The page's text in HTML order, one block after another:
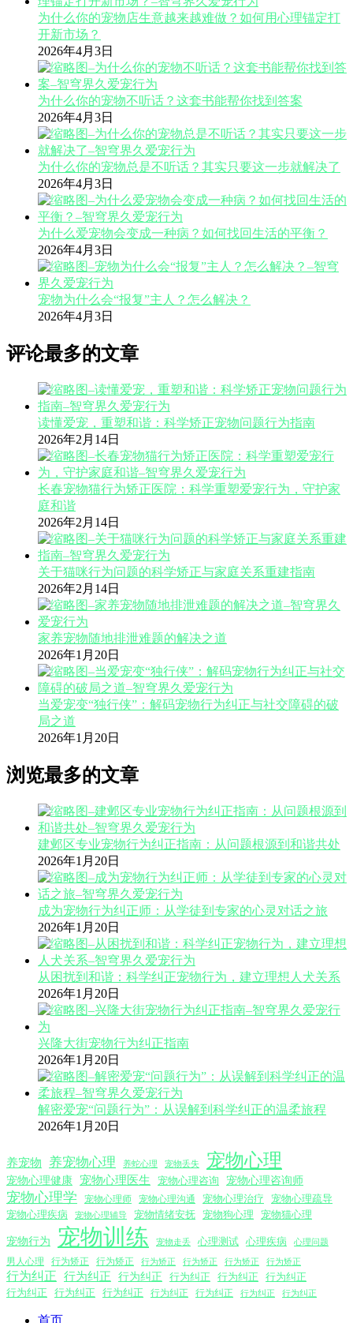
为什么你的宠物店生意越来越难做？如何用心理锚定打
开新市场？
2026年4月3日
为什么你的宠物不听话？这套书能帮你找到答案
2026年4月3日
为什么你的宠物总是不听话？其实只要这一步就解决了
2026年4月3日
为什么爱宠物会变成一种病？如何找回生活的平衡？
2026年4月3日
宠物为什么会“报复”主人？怎么解决？
2026年4月3日
评论最多的文章
读懂爱宠，重塑和谐：科学矫正宠物问题行为指南
2026年2月14日
长春宠物猫行为矫正医院：科学重塑爱宠行为，守护家
庭和谐
2026年2月14日
关于猫咪行为问题的科学矫正与家庭关系重建指南
2026年2月14日
家养宠物随地排泄难题的解决之道
2026年1月20日
当爱宠变“独行侠”：解码宠物行为纠正与社交障碍的破
局之道
2026年1月20日
浏览最多的文章
建邺区专业宠物行为纠正指南：从问题根源到和谐共处
2026年1月20日
成为宠物行为纠正师：从学徒到专家的心灵对话之旅
2026年1月20日
从困扰到和谐：科学纠正宠物行为，建立理想人犬关系
2026年1月20日
兴隆大街宠物行为纠正指南
2026年1月20日
解密爱宠“问题行为”：从误解到科学纠正的温柔旅程
2026年1月20日
养宠物 养宠物心理 养蛇心理 宠物丢失 宠物心理
宠物心理健康 宠物心理医生 宠物心理咨询 宠物心理咨询师
宠物心理学 宠物心理师 宠物心理沟通 宠物心理治疗
宠物心理疏导
宠物心理疾病
宠物心理辅导 宠物情绪安抚 宠物狗心理 宠物猫心理
宠物行为 宠物训练 宠物走丢 心理测试 心理疾病 心理问题
男人心理 行为矫正 行为矫正 行为矫正 行为矫正 行为矫正 行为矫正
行为纠正 行为纠正 行为纠正 行为纠正 行为纠正
行为纠正
行为纠正
行为纠正 行为纠正 行为纠正 行为纠正 行为纠正 行为纠正
首页